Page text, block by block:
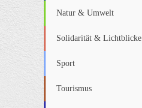
Natur & Umwelt
Solidarität & Lichtblicke
Sport
Tourismus